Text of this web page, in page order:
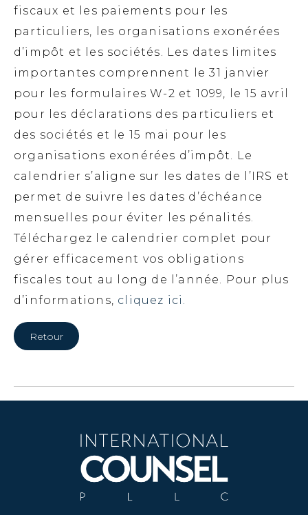
fiscaux et les paiements pour les
particuliers, les organisations exonérées
d’impôt et les sociétés. Les dates limites
importantes comprennent le 31 janvier
pour les formulaires W-2 et 1099, le 15 avril
pour les déclarations des particuliers et
des sociétés et le 15 mai pour les
organisations exonérées d’impôt. Le
calendrier s’aligne sur les dates de l’IRS et
permet de suivre les dates d’échéance
mensuelles pour éviter les pénalités.
Téléchargez le calendrier complet pour
gérer efficacement vos obligations
fiscales tout au long de l’année. Pour plus
d’informations, cliquez ici.
Retour